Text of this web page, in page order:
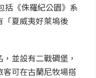
括《侏羅紀公園》系
「夏威夷好萊塢後
並設有二戰碉堡，
可在古蘭尼牧場搭